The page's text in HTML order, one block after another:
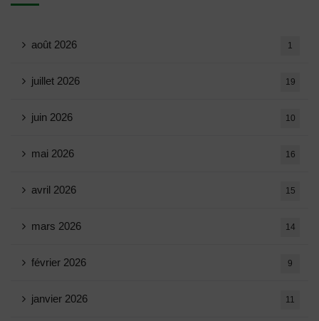
août 2026 1
juillet 2026 19
juin 2026 10
mai 2026 16
avril 2026 15
mars 2026 14
février 2026 9
janvier 2026 11